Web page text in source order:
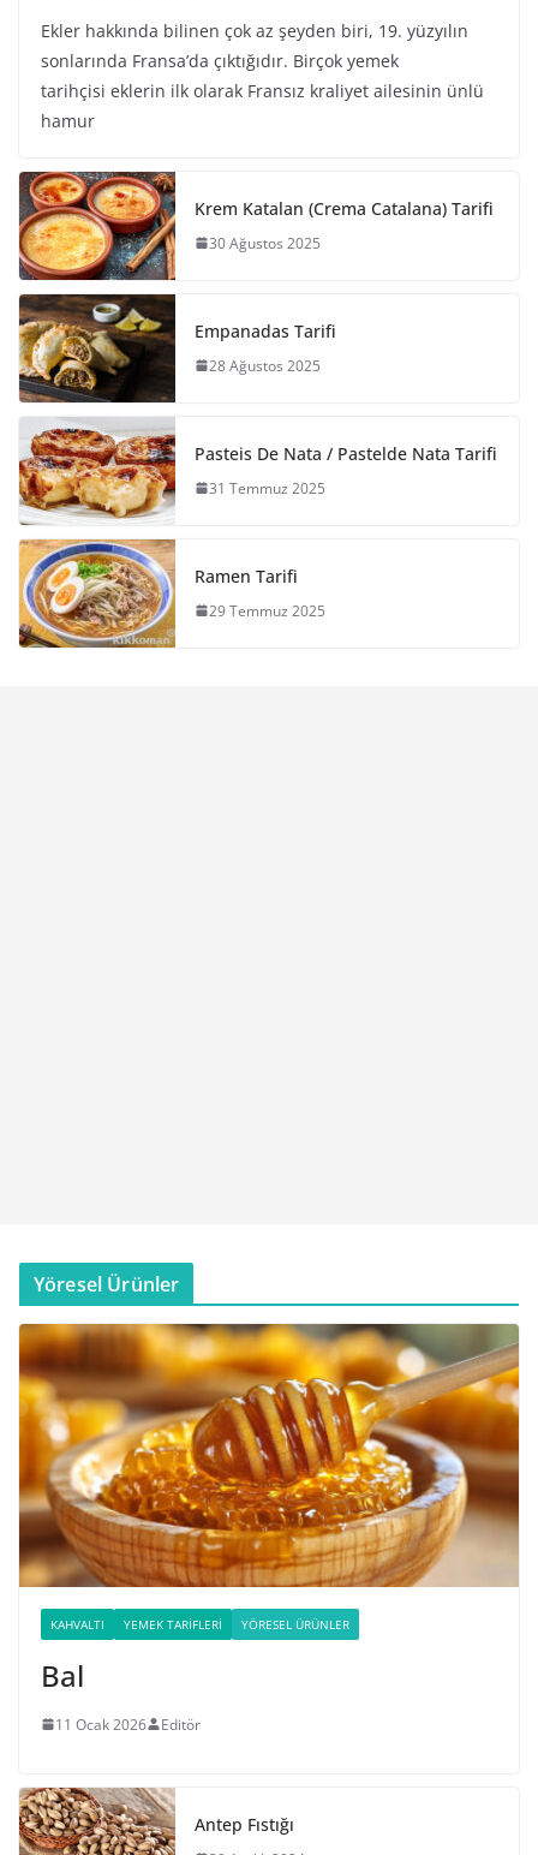
Ekler hakkında bilinen çok az şeyden biri, 19. yüzyılın
sonlarında Fransa’da çıktığıdır. Birçok yemek
tarihçisi eklerin ilk olarak Fransız kraliyet ailesinin ünlü
hamur
Krem Katalan (Crema Catalana) Tarifi
30 Ağustos 2025
Empanadas Tarifi
28 Ağustos 2025
Pasteis De Nata / Pastelde Nata Tarifi
31 Temmuz 2025
Ramen Tarifi
29 Temmuz 2025
Yöresel Ürünler
KAHVALTI YEMEK TARIFLERI YÖRESEL ÜRÜNLER
Bal
11 Ocak 2026 Editör
Antep Fıstığı